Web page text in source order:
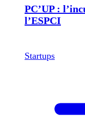
PC’UP :
l’ESPCI
Startups